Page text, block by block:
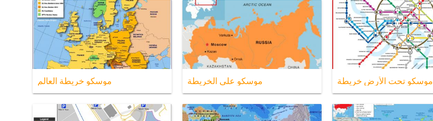
موسكو خريطة العالم موسكو على الخريطة موسكو تحت الأرض خريطة